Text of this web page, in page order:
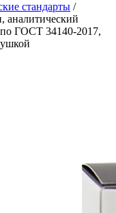
стандарты /
аналитический
по ГОСТ 34140-2017,